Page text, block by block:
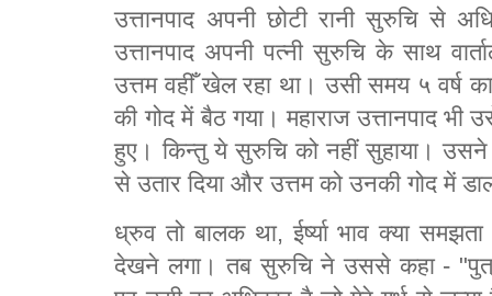
उत्तानपाद अपनी छोटी रानी सुरुचि से
उत्तानपाद अपनी पत्नी सुरुचि के साथ
उत्तम वहीँ खेल रहा था। उसी समय ५ वर्ष
की गोद में बैठ गया। महाराज उत्तानपाद भी
हुए। किन्तु ये सुरुचि को नहीं सुहाया।
से उतार दिया और उत्तम को उनकी गोद में
ध्रुव तो बालक था, ईर्ष्या भाव क्या
देखने लगा। तब सुरुचि ने उससे कहा -